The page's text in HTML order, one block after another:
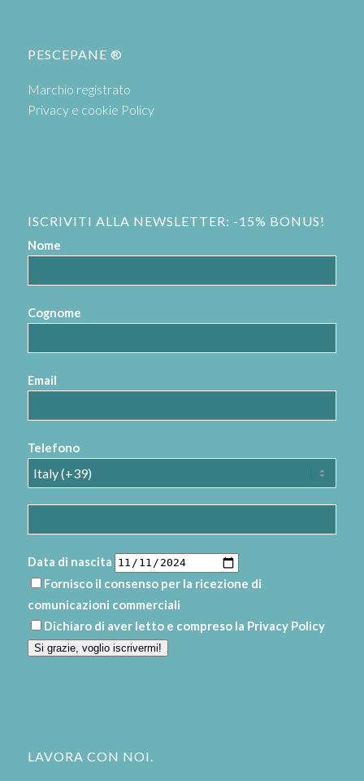
PESCEPANE ®
Marchio registrato
Privacy e cookie Policy
ISCRIVITI ALLA NEWSLETTER: -15% BONUS!
Nome
Cognome
Email
Telefono
Data di nascita
Fornisco il consenso per la ricezione di
comunicazioni commerciali
Dichiaro di aver letto e compreso la Privacy Policy
Si grazie, voglio iscrivermi!
LAVORA CON NOI.